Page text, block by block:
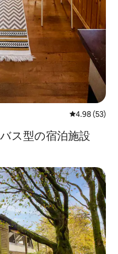
レビュー53
4.98 (53)
ス型の宿泊施設
。